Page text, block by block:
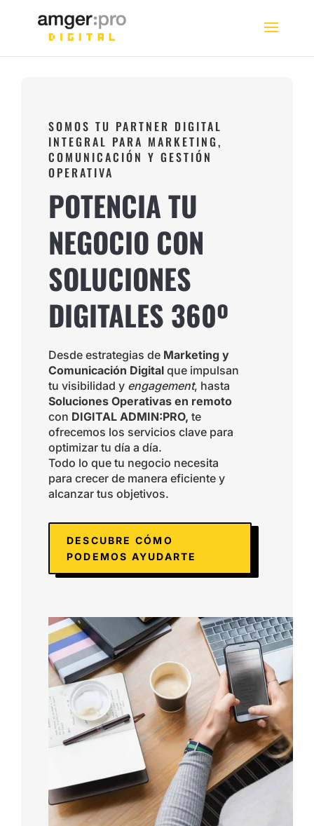
SOMOS TU PARTNER DIGITAL
INTEGRAL PARA MARKETING,
COMUNICACIÓN Y GESTIÓN
OPERATIVA
POTENCIA TU
NEGOCIO CON
SOLUCIONES
DIGITALES 360º
Desde estrategias de Marketing y
Comunicación Digitalque impulsan
tu visibilidad y engagement, hasta
Soluciones Operativas en remoto
con DIGITAL ADMIN:PRO, te
ofrecemos los servicios clave para
optimizar tu día a día.
Todo lo que tu negocio necesita
para crecer de manera eficiente y
alcanzar tus objetivos.
DESCUBRE CÓMO
PODEMOS AYUDARTE